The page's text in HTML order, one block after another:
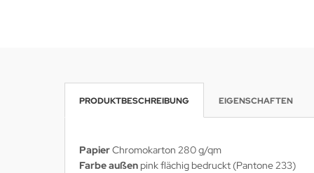
PRODUKTBESCHREIBUNG EIGENSCHAFTEN
PapierChromokarton 280 g/qm
Farbe außen pink flächig bedruckt (Pantone 233)